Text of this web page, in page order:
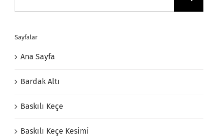
Sayfalar
Ana Sayfa
Bardak Altı
Baskılı Keçe
Baskılı Keçe Kesimi